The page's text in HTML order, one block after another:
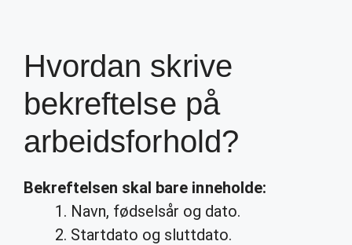
Hvordan skrive
bekreftelse på
arbeidsforhold?
Bekreftelsen skal bare inneholde:
Navn, fødselsår og dato.
Startdato og sluttdato.